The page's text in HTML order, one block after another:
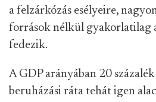
a felzárkózás esélyeire,
források nélkül gyakorlatilag
fedezik.
A GDP arányában 20
beruházási ráta tehát igen